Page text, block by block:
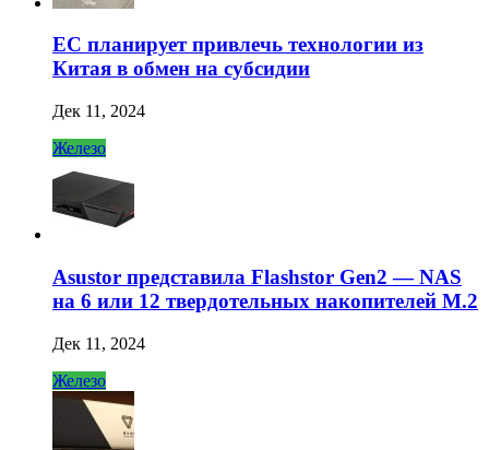
ЕС планирует привлечь технологии из
Китая в обмен на субсидии
Дек 11, 2024
Железо
Asustor представила Flashstor Gen2 — NAS
на 6 или 12 твердотельных накопителей M.2
Дек 11, 2024
Железо